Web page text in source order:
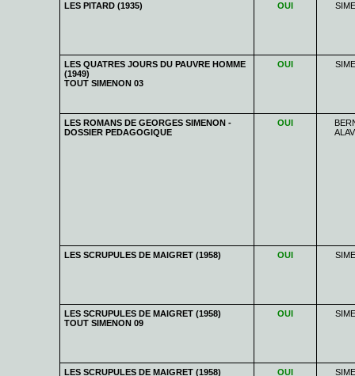
LES PITARD (1935) OUI
LES QUATRES JOURS DU PAUVRE HOMME
(1949)
TOUT SIMENON 03
OUI
LES ROMANS DE GEORGES SIMENON -
DOSSIER PEDAGOGIQUE
OUI
LES SCRUPULES DE MAIGRET (1958) OUI
LES SCRUPULES DE MAIGRET (1958)
TOUT SIMENON 09
OUI
LES SCRUPULES DE MAIGRET (1958)
OUI